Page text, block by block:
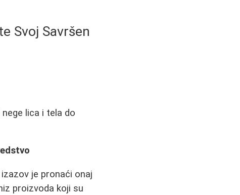
Svoj Savršen
lica i tela do
je pronaći onaj
proizvoda koji su